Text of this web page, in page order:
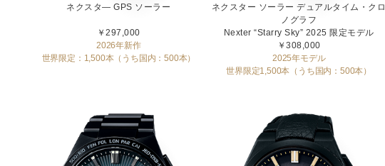
ネクスタ― GPS ソーラー
￥297,000
2026年新作
世界限定：1,500本（うち国内：500本）
ネクスター ソーラー デュアルタイム・クロ
ノグラフ
Nexter “Starry Sky” 2025 限定モデル
￥308,000
2025年モデル
世界限定1,500本（うち国内：500本）